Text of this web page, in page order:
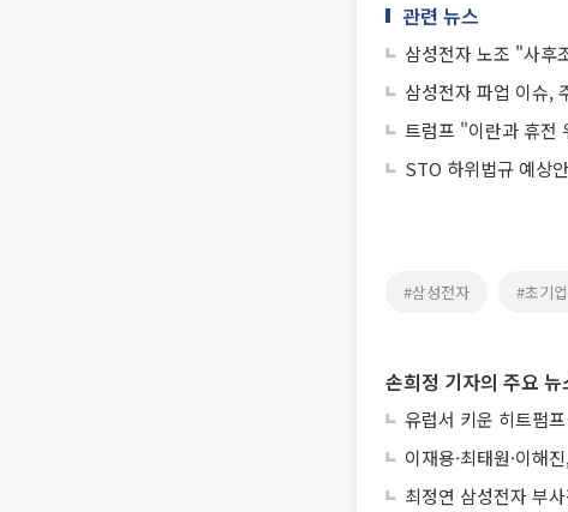
관련 뉴스
삼성전자 노조 "사후
삼성전자 파업 이슈,
트럼프 "이란과 휴전
STO 하위법규 예상
#삼성전자 #초기
손희정 기자의 주요 뉴
유럽서 키운 히트펌
이재용·최태원·이해
최정연 삼성전자 부